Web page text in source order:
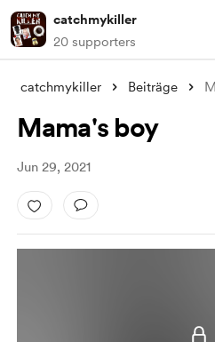
catchmykiller
20 supporters
catchmykiller Beiträge
Mama's boy
Jun 29, 2021